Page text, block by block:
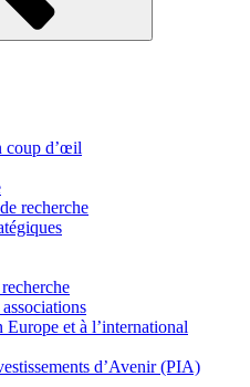
coup d’œil
recherche
Europe et à l’international
d’Avenir (PIA)